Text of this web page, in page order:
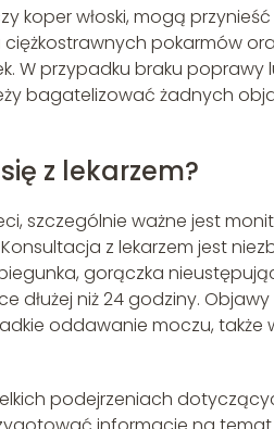
koper włoski, mogą
pokarmów
W przypadku braku poprawy
bagatelizować żadnych
z lekarzem?
szczególnie ważne jest
z lekarzem jest
gorączka
dłużej niż 24 godziny.
oddawanie moczu,
podejrzeniach